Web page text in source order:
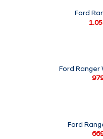
Ford
Ford Ranger
Ford